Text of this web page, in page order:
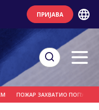
ПРИЈАВА
ПОЖАР ЗАХВАТИО ПОПУЛАРНИ